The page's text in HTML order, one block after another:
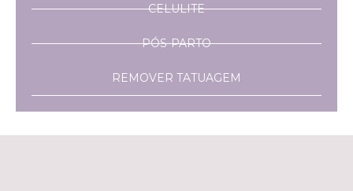
CELULITE
PÓS-PARTO
REMOVER TATUAGEM